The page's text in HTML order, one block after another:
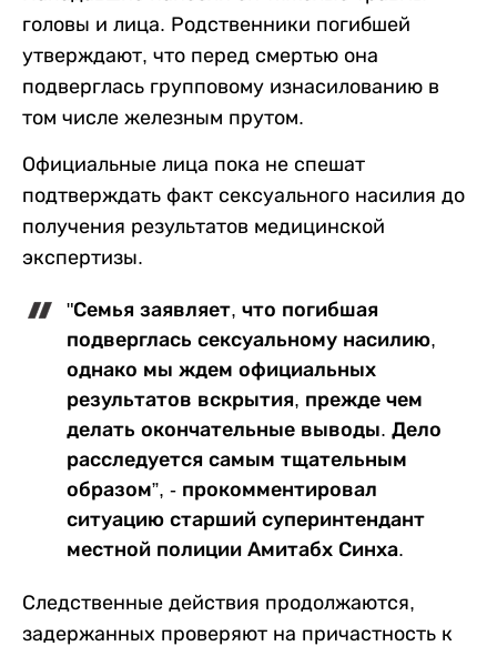
головы и лица. Родственники погибшей
утверждают, что перед смертью она
подверглась групповому изнасилованию в
том числе железным прутом.
Официальные лица пока не спешат
подтверждать факт сексуального насилия до
получения результатов медицинской
экспертизы.
"Семья заявляет, что погибшая
подверглась сексуальному насилию,
однако мы ждем официальных
результатов вскрытия, прежде чем
делать окончательные выводы. Дело
расследуется самым тщательным
образом”, - прокомментировал
ситуацию старший суперинтендант
местной полиции Амитабх Синха.
Следственные действия продолжаются,
задержанных проверяют на причастность к